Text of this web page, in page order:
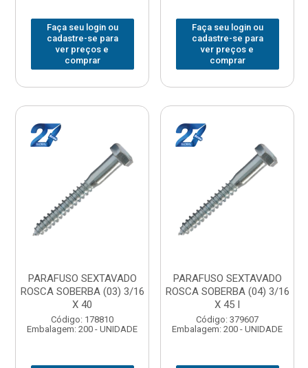
Faça seu login ou
cadastre-se para
ver preços e
comprar
Faça seu login ou
cadastre-se para
ver preços e
comprar
PARAFUSO SEXTAVADO
ROSCA SOBERBA (03) 3/16
X 40
Código: 178810
Embalagem: 200 - UNIDADE
PARAFUSO SEXTAVADO
ROSCA SOBERBA (04) 3/16
X 45 I
Código: 379607
Embalagem: 200 - UNIDADE